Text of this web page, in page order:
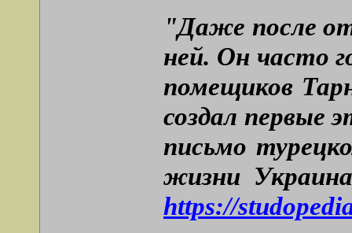
"Даже после
ней. Он часто
помещиков
создал
письмо
жизни
https://